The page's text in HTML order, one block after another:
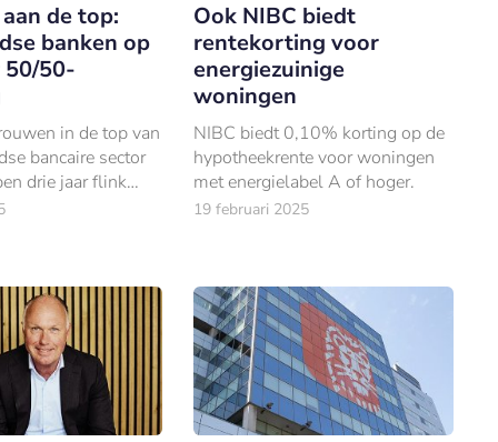
de top:
banken op
50/50-
in de top van
bancaire sector
drie jaar flink
Ook NIBC biedt
rentekorting voor
energiezuinige
woningen
NIBC biedt 0,10% korting op de
hypotheekrente voor woningen
met energielabel A of hoger.
19 februari 2025